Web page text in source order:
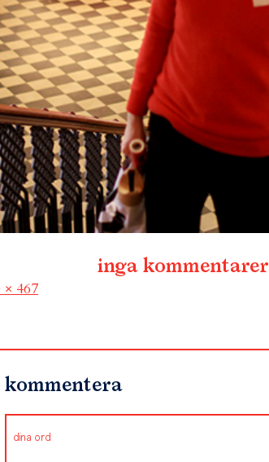
inga kommentarer
× 467
kommentera